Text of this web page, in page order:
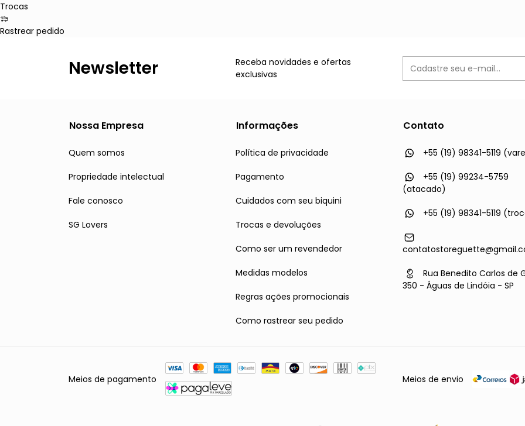
Trocas
Rastrear pedido
Newsletter
Receba novidades e ofertas
exclusivas
Nossa Empresa
Quem somos
Propriedade intelectual
Fale conosco
SG Lovers
Informações
Política de privacidade
Pagamento
Cuidados com seu biquini
Trocas e devoluções
Como ser um revendedor
Medidas modelos
Regras ações promocionais
Como rastrear seu pedido
Contato
+55 (19) 98341-5119
+55 (19) 99234-5759
(atacado)
+55 (19) 98341-5119
Rua Benedito Carlos de
350 - Águas de Lindóia - SP
Meios de pagamento Meios de envio